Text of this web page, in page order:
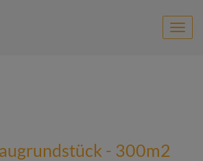
- 300m2